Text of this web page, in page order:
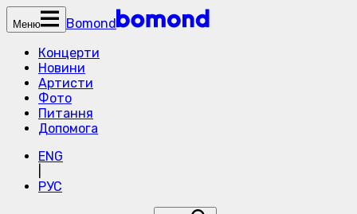
Меню
Bomond
Концерти
Новини
Артисти
Фото
Питання
Допомога
ENG
РУС